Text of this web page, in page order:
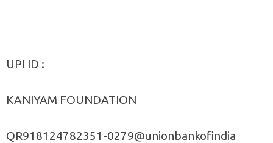
UPI ID :
KANIYAM FOUNDATION
QR918124782351-0279@unionbankofindia